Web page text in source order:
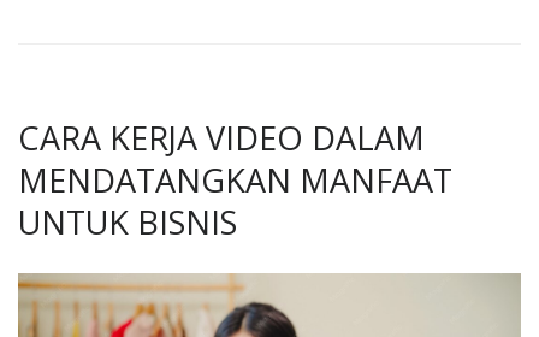
CARA KERJA VIDEO DALAM
MENDATANGKAN MANFAAT
UNTUK BISNIS